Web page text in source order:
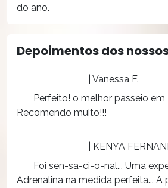
do ano.
Depoimentos dos
| Vanessa F.
Perfeito! o melhor passeio em
Recomendo muito!!!
| KENYA
Foi sen-sa-ci-o-nal... Uma
Adrenalina na medida perfeita... A